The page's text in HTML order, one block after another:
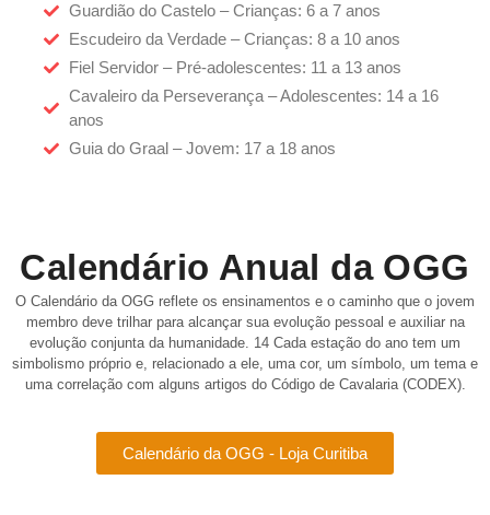
Guardião do Castelo – Crianças: 6 a 7 anos
Escudeiro da Verdade – Crianças: 8 a 10 anos
Fiel Servidor – Pré-adolescentes: 11 a 13 anos
Cavaleiro da Perseverança – Adolescentes: 14 a 16
anos
Guia do Graal – Jovem: 17 a 18 anos
Calendário Anual da OGG
O Calendário da OGG reflete os ensinamentos e o caminho que o jovem
membro deve trilhar para alcançar sua evolução pessoal e auxiliar na
evolução conjunta da humanidade. 14 Cada estação do ano tem um
simbolismo próprio e, relacionado a ele, uma cor, um símbolo, um tema e
uma correlação com alguns artigos do Código de Cavalaria (CODEX).
Calendário da OGG - Loja Curitiba